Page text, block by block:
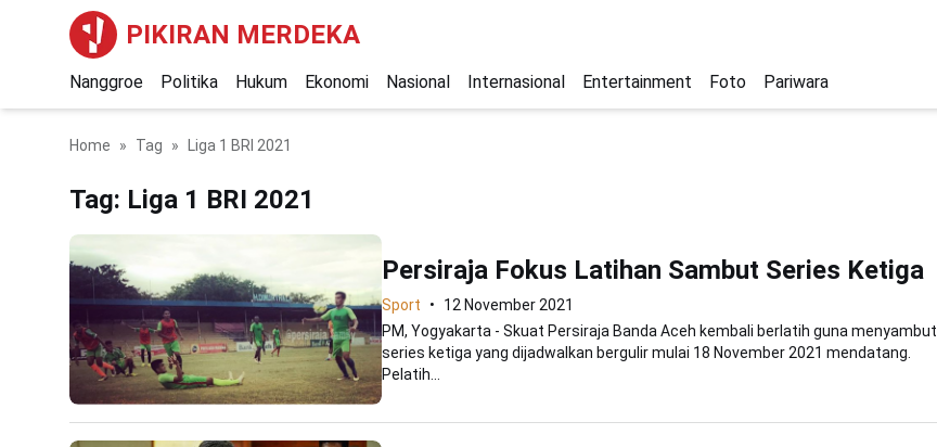
PIKIRAN MERDEKA
Nanggroe Politika Hukum Ekonomi Nasional Internasional Entertainment Foto Pariwara
Home Tag Liga 1 BRI 2021
Tag: Liga 1 BRI 2021
Persiraja Fokus Latihan Sambut Series Ketiga
Sport
12 November 2021
PM, Yogyakarta - Skuat Persiraja Banda Aceh kembali berlatih guna menyambut
series ketiga yang dijadwalkan bergulir mulai 18 November 2021 mendatang.
Pelatih...